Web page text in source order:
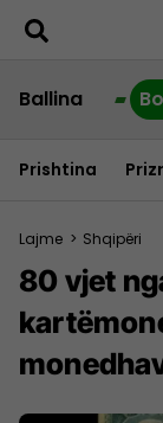
Ballina
Prishtina
Lajme > Shqipëri
​80 vjet